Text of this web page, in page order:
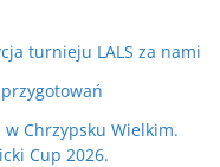
turnieju LALS za nami
Chrzypsku Wielkim.
Cup 2026.